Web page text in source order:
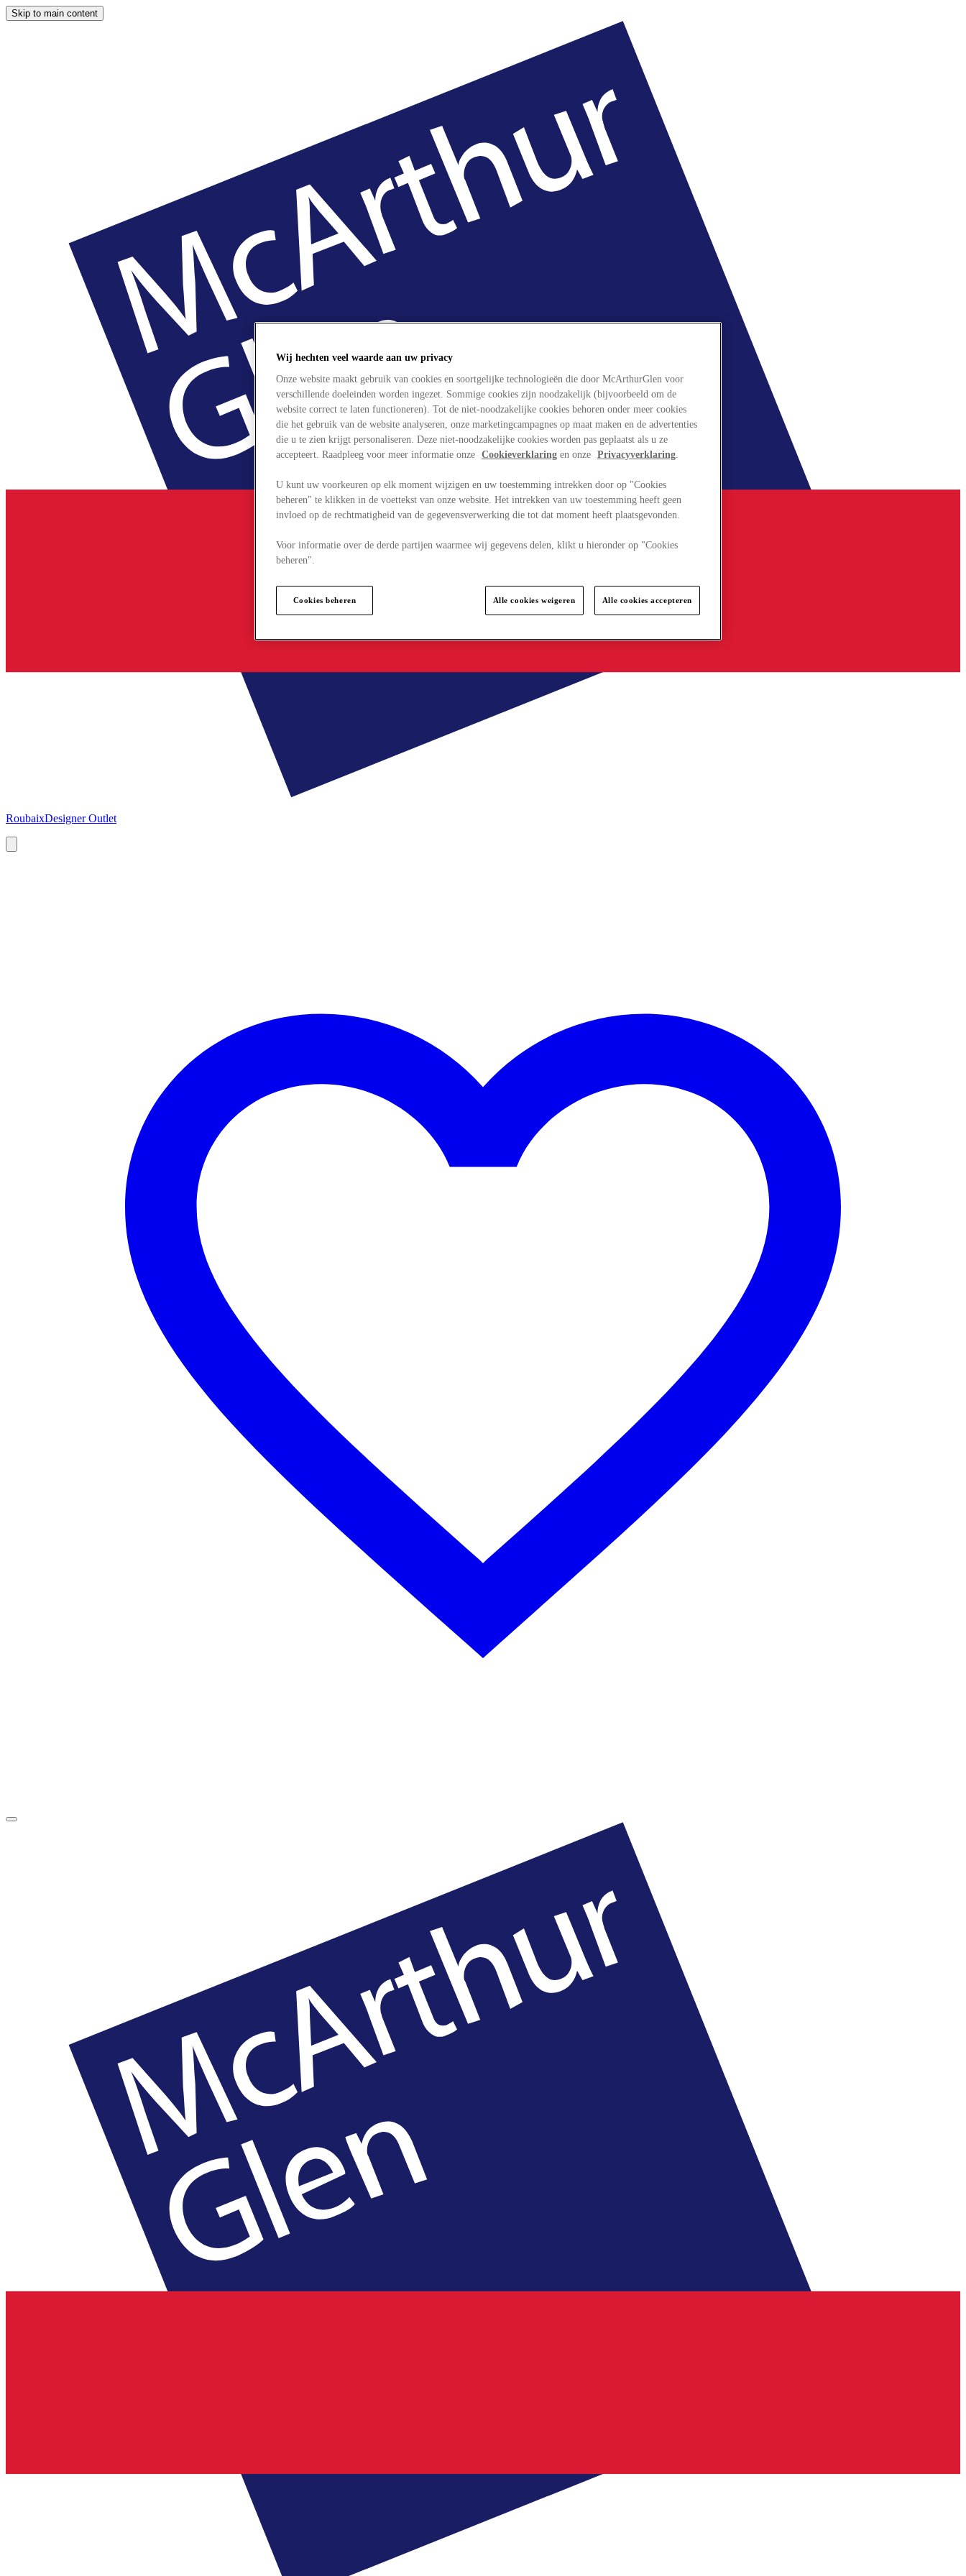
Skip to main content
RoubaixDesigner Outlet
Wij hechten veel waarde aan uw privacy
Onze website maakt gebruik van cookies en soortgelijke technologieën die door McArthurGlen voor
verschillende doeleinden worden ingezet. Sommige cookies zijn noodzakelijk (bijvoorbeeld om de
website correct te laten functioneren). Tot de niet-noodzakelijke cookies behoren onder meer cookies
die het gebruik van de website analyseren, onze marketingcampagnes op maat maken en de advertenties
die u te zien krijgt personaliseren. Deze niet-noodzakelijke cookies worden pas geplaatst als u ze
accepteert. Raadpleeg voor meer informatie onze Cookieverklaring en onze Privacyverklaring.
U kunt uw voorkeuren op elk moment wijzigen en uw toestemming intrekken door op "Cookies
beheren" te klikken in de voettekst van onze website. Het intrekken van uw toestemming heeft geen
invloed op de rechtmatigheid van de gegevensverwerking die tot dat moment heeft plaatsgevonden.
Voor informatie over de derde partijen waarmee wij gegevens delen, klikt u hieronder op "Cookies
beheren".
Cookies beheren Alle cookies weigeren Alle cookies accepteren